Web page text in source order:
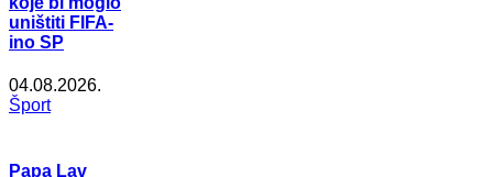
uništiti FIFA-
ino SP
04.08.2026.
Šport
Papa Lav